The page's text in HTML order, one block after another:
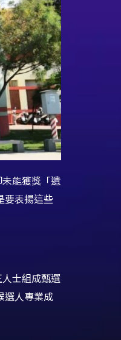
能獲獎「遺
要表揚這些
士組成甄選
選人專業成